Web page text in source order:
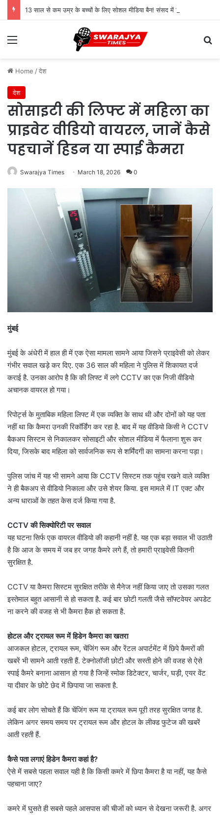
Menu
Home /देश
देश
सोसाइटी की लिफ्ट में महिला का
प्राइवेट वीडियो वायरल, जानें कैसे
पहचानें हिडन या स्पाई कैमरा
Swarajya Times March 18, 2026 0
मुंबई
मुंबई के अंधेरी में हाल ही में एक ऐसा मामला सामने आया जिसने प्राइवेसी को लेकर
गंभीर सवाल खड़े कर दिए. एक 36 साल की महिला ने पुलिस में शिकायत दर्ज
कराई है. उनका आरोप है कि की लिफ्ट में लगे CCTV का एक निजी वीडियो
अचानक वायरल हो गया।
रिपोर्ट्स के मुताबिक महिला लिफ्ट में एक व्यक्ति के साथ थी और दोनों को यह पता
नहीं था कि कैमरा उनकी रिकॉर्डिंग कर रहा है. बाद में यह वीडियो किसी ने CCTV
बैकअप सिस्टम से निकालकर सोसाइटी और सोशल मीडिया में फैलाना शुरू कर
दिया, जिसके बाद महिला को सार्वजनिक रूप से शर्मिंदगी का सामना करना पड़ा।
पुलिस जांच में यह भी सामने आया कि CCTV सिस्टम तक पहुंच रखने वाले व्यक्ति
ने ही बैकअप से वीडियो निकाला और उसे शेयर किया. इस मामले में IT एक्ट और
अन्य धाराओं के तहत केस दर्ज किया गया है.
CCTV की सिक्योरिटी पर सवाल
यह घटना सिर्फ एक वायरल वीडियो की कहानी नहीं है. यह एक बड़ा सवाल भी उठाती
है कि आज के समय में जब हर जगह कैमरे लगे हैं, तो हमारी प्राइवेसी कितनी
सुरक्षित है.
CCTV या कैमरा सिस्टम सुरक्षित तरीके से मैनेज नहीं किया जाए तो उसका गलत
इस्तेमाल बहुत आसानी से हो सकता है. कई बार छोटी गलती जैसे सॉफ्टवेयर अपडेट
ना करने की वजह से भी कैमरा हैक हो सकता है.
होटल और ट्रायल रूम में हिडेन कैमरा का खतरा
आजकल होटल, ट्रायल रूम, चेंजिंग रूम और रेंटल अपार्टमेंट में छिपे कैमरों की
खबरें भी सामने आती रहती हैं. टेक्नोलॉजी छोटी और सस्ती होने की वजह से ऐसे
स्पाई कैमरे बनाना आसान हो गया है जिन्हें स्मोक डिटेक्टर, चार्जर, घड़ी, एयर वेंट
या दीवार के छोटे छेद में छिपाया जा सकता है.
कई बार लोग सोचते हैं कि चेंजिंग रूम या ट्रायल रूम पूरी तरह सुरक्षित जगह है.
लेकिन अगर समय समय पर ट्रायल रूम और होटल के लीक्ड फुटेज की खबरें
आती रहती हैं.
कैसे पता लगाएं हिडेन कैमरा कहां है?
ऐसे में सबसे पहला सवाल यही है कि किसी कमरे में छिपा कैमरा है या नहीं, यह कैसे
पहचाना जाए?
कमरे में घुसते ही सबसे पहले आसपास की चीजों को ध्यान से देखना जरूरी है. अगर